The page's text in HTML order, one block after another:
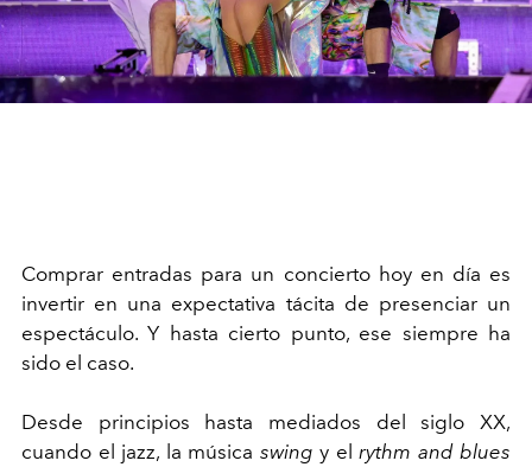
Comprar entradas para un concierto hoy en día es
invertir en una expectativa tácita de presenciar un
espectáculo. Y hasta cierto punto, ese siempre ha
sido el caso.
Desde principios hasta mediados del siglo XX,
cuando el jazz, la música swing y el rythm and blues